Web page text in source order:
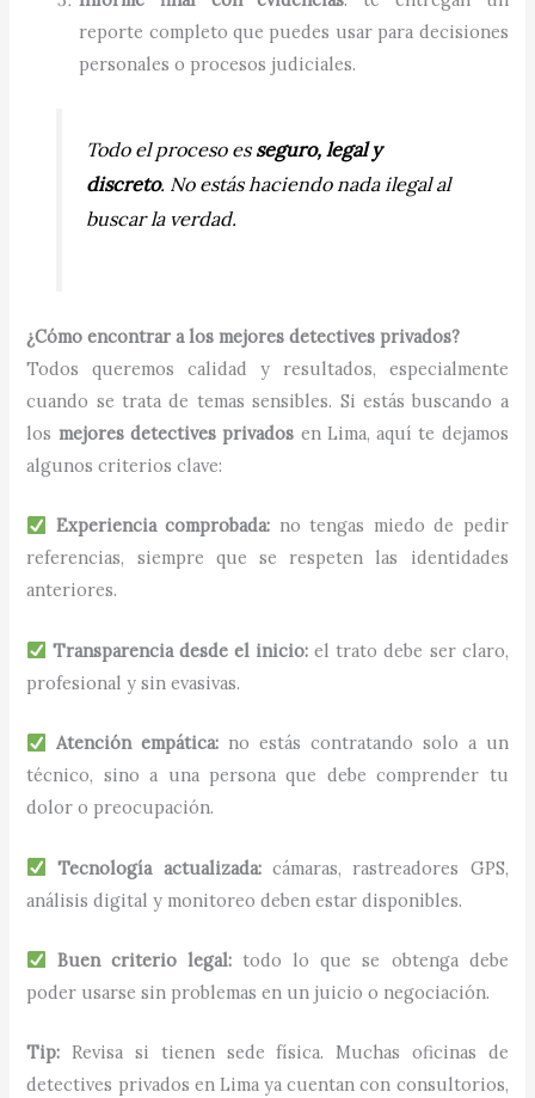
reporte completo que puedes usar para decisiones
personales o procesos judiciales.
Todo el proceso es seguro, legal y
discreto. No estás haciendo nada ilegal al
buscar la verdad.
¿Cómo encontrar a los mejores detectives privados?
Todos queremos calidad y resultados, especialmente
cuando se trata de temas sensibles. Si estás buscando a
los mejores detectives privados en Lima, aquí te dejamos
algunos criterios clave:
Experiencia comprobada: no tengas miedo de pedir
referencias, siempre que se respeten las identidades
anteriores.
Transparencia desde el inicio: el trato debe ser claro,
profesional y sin evasivas.
Atención empática:no estás contratando solo a un
técnico, sino a una persona que debe comprender tu
dolor o preocupación.
Tecnología actualizada:cámaras, rastreadores GPS,
análisis digital y monitoreo deben estar disponibles.
Buen criterio legal: todo lo que se obtenga debe
poder usarse sin problemas en un juicio o negociación.
Tip: Revisa si tienen sede física. Muchas oficinas de
detectives privados en Lima ya cuentan con consultorios,